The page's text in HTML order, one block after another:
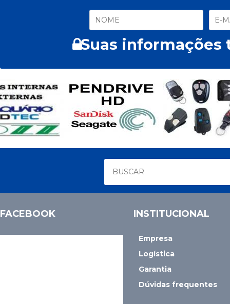
Suas informações
FACEBOOK INSTITUCIONAL
Empresa
Logística
Garantia
Dúvidas frequentes